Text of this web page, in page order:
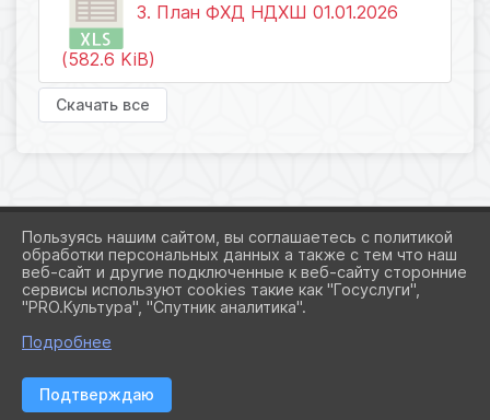
3. План ФХД НДХШ 01.01.2026
(582.6 KiB)
Скачать все
2026 Г. ART-NORILSK.RU
ВХОД
КАРТА САЙТА
ПОЛИТИКА ОБРАБОТКИ ПЕРСОНАЛЬНЫХ ДАННЫХ
СДЕЛАНО НА KUBCMS
РАЗРАБОТКА И ПОДДЕРЖКА
Пользуясь нашим сайтом, вы соглашаетесь с политикой
обработки персональных данных а также с тем что наш
веб-сайт и другие подключенные к веб-сайту сторонние
сервисы используют cookies такие как "Госуслуги",
"PRO.Культура", "Спутник аналитика".
Подробнее
Подтверждаю